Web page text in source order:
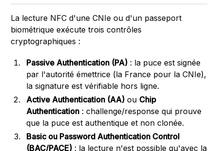
La lecture NFC d'une CNIe ou d'un passeport
biométrique exécute trois contrôles
cryptographiques :
Passive Authentication (PA) : la puce est signée
par l'autorité émettrice (la France pour la CNIe),
la signature est vérifiable hors ligne.
Active Authentication (AA) ou Chip
Authentication : challenge/response qui prouve
que la puce est authentique et non clonée.
Basic ou Password Authentication Control
(BAC/PACE) : la lecture n'est possible qu'avec la